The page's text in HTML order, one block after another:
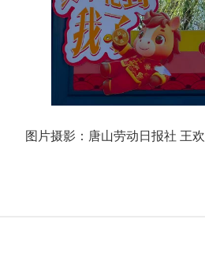
图片摄影：唐山劳动日报社 王欢